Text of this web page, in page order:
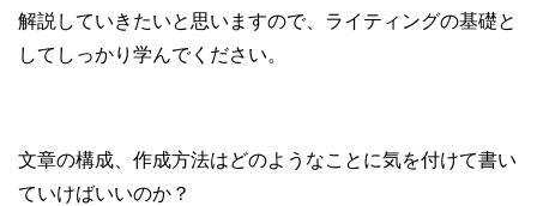
解説していきたいと思いますので、ライティングの基礎と
してしっかり学んでください。
文章の構成、作成方法はどのようなことに気を付けて書い
ていけばいいのか？